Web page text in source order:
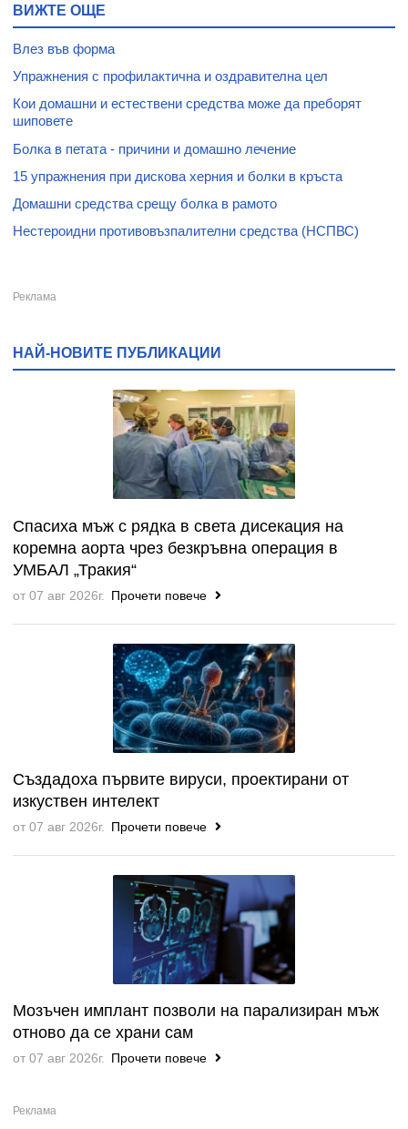
ВИЖТЕ ОЩЕ
Влез във форма
Упражнения с профилактична и оздравителна цел
Кои домашни и естествени средства може да преборят
шиповете
Болка в петата - причини и домашно лечение
15 упражнения при дискова херния и болки в кръста
Домашни средства срещу болка в рамото
Нестероидни противовъзпалителни средства (НСПВС)
НАЙ-НОВИТЕ ПУБЛИКАЦИИ
Спасиха мъж с рядка в света дисекация на
коремна аорта чрез безкръвна операция в
УМБАЛ „Тракия“
от 07 авг 2026г. Прочети повече
Създадоха първите вируси, проектирани от
изкуствен интелект
от 07 авг 2026г. Прочети повече
Мозъчен имплант позволи на парализиран мъж
отново да се храни сам
от 07 авг 2026г. Прочети повече